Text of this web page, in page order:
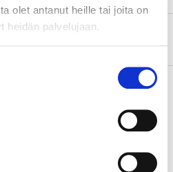
olet antanut heille tai joita on
heidän palvelujaan.